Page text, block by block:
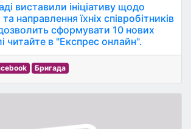
виставили ініціативу щодо
та направлення їхніх співробітників
сформувати 10 нових
читайте в "Експрес онлайн".
Бригада